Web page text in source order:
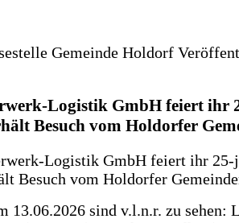
Gemeinde Holdorf
Logistik GmbH feiert ihr
Besuch vom Holdorfer
13.06.2026 sind v.l.n.r. zu sehen: